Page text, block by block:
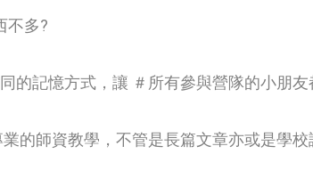
不多?
的記憶方式，讓 ＃所有參與營隊的小朋友
的師資教學，不管是長篇文章亦或是學